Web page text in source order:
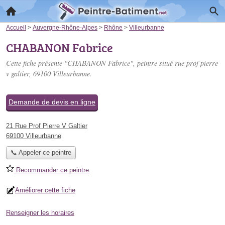
Accueil > Auvergne-Rhône-Alpes > Rhône > Villeurbanne
CHABANON Fabrice
Cette fiche présente "CHABANON Fabrice", peintre situé rue prof pierre
v galtier, 69100 Villeurbanne.
Demande de devis en ligne
21 Rue Prof Pierre V Galtier
69100 Villeurbanne
📞 Appeler ce peintre
Recommander ce peintre
Améliorer cette fiche
Renseigner les horaires